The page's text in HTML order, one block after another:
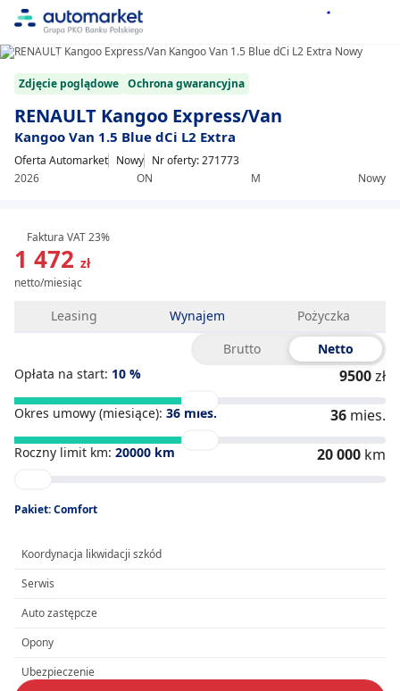
Zdjęcie poglądowe Ochrona gwarancyjna
RENAULT Kangoo Express/Van
Kangoo Van 1.5 Blue dCi L2 Extra
Oferta Automarket Nowy
2026
ON M Nowy
Nr oferty: 271773
1 472 zł
netto/miesiąc
Faktura VAT 23%
Leasing Wynajem
Pożyczka
Brutto
Netto
Opłata na start: 10 % 9500zł
Okres umowy (miesiące): 36 mies. 36 mies.
Roczny limit km: 20000 km 20 000 km
Pakiet: Comfort
Koordynacja likwidacji szkód
Serwis
Auto zastępcze
Opony
Ubezpieczenie